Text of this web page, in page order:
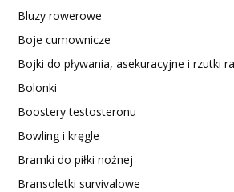
Bluzy rowerowe
Boje cumownicze
Bojki do pływania, asekuracyjne i rzutki
Bolonki
Boostery testosteronu
Bowling i kręgle
Bramki do piłki nożnej
Bransoletki survivalowe